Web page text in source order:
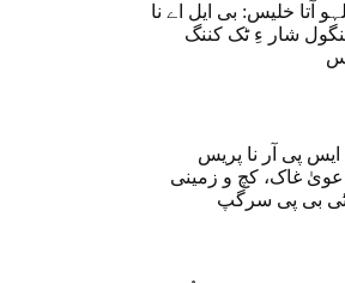
آتا خلیس: بی ایل اے نا
شار ءِ ٹک کننگ
پی آر نا پریس
غاک، کچ و زمینی
ٹی بی پی سرگپ